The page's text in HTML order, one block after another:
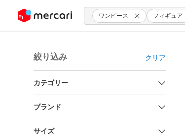
ツにスキップ ワンピース フィギュア
絞り込み クリア
カテゴリー
ブランド
サイズ